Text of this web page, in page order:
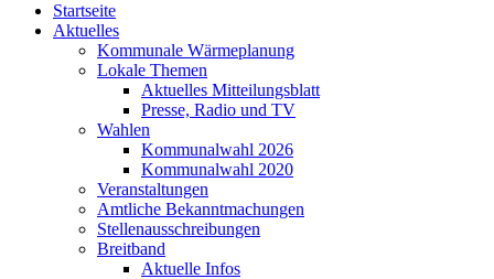
Startseite
Aktuelles
Kommunale Wärmeplanung
Lokale Themen
Aktuelles Mitteilungsblatt
Presse, Radio und TV
Wahlen
Kommunalwahl 2026
Kommunalwahl 2020
Veranstaltungen
Amtliche Bekanntmachungen
Stellenausschreibungen
Breitband
Aktuelle Infos